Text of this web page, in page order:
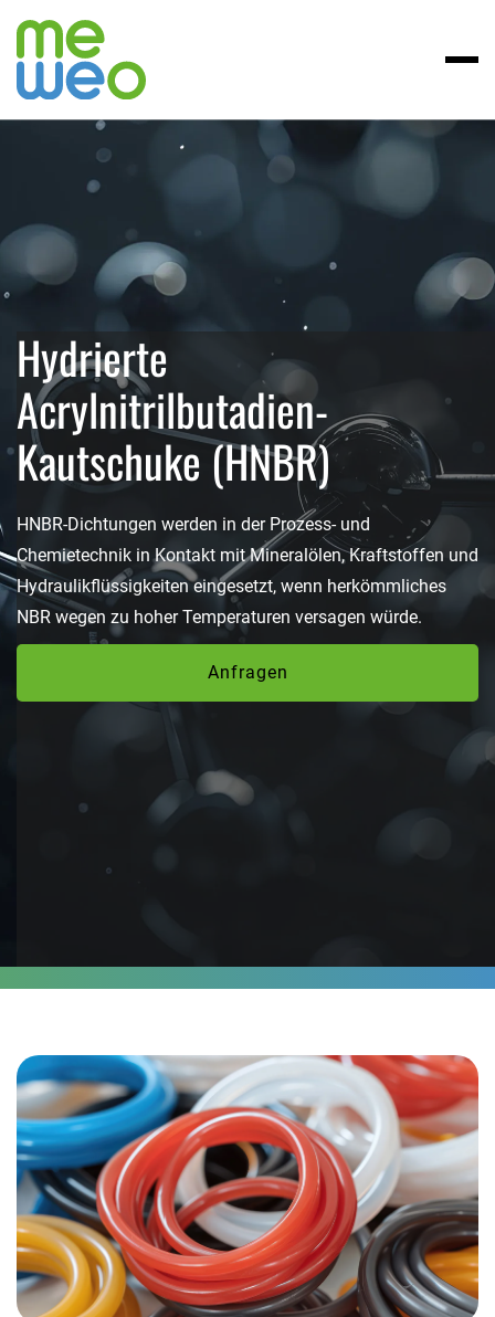
Hydrierte
Acrylnitrilbutadien-
Kautschuke (HNBR)
HNBR-Dichtungen werden in der Prozess- und
Chemietechnik in Kontakt mit Mineralölen, Kraftstoffen und
Hydraulikflüssigkeiten eingesetzt, wenn herkömmliches
NBR wegen zu hoher Temperaturen versagen würde.
Anfragen
Anfragen